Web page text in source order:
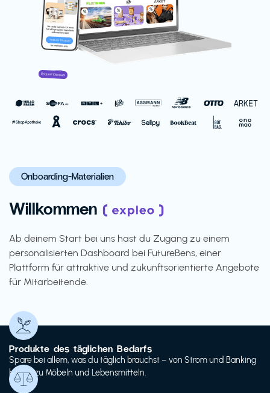
Onboarding-Materialien
Willkommen
Ab deinem Start bei uns hast du Zugang zu einem
personalisierten Dashboard bei FutureBens, einer
Plattform für attraktive und zukunftsorientierte Angebote
für Mitarbeitende.
Produkte des täglichen Bedarfs
Spare bei allem, was du täglich brauchst – von Strom und Banking
bis hin zu Möbeln und Lebensmitteln.